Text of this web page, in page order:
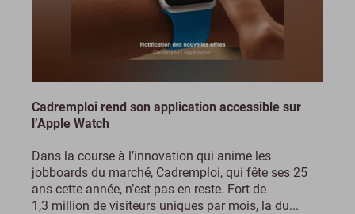
Cadremploi rend son application accessible sur
l’Apple Watch
Dans la course à l’innovation qui anime les
jobboards du marché, Cadremploi, qui fête ses 25
ans cette année, n’est pas en reste. Fort de
1,3 million de visiteurs uniques par mois, la du...